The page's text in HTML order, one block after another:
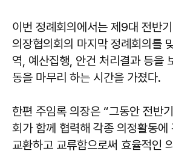
이번 정례회의에서는 제9대 전반
의장협의회의 마지막 정례회의를
역, 예산집행, 안건 처리결과 등을
동을 마무리 하는 시간을 가졌다.
한편 주임록 의장은 “그동안 전반
회가 함께 협력해 각종 의정활동에
교환하고 교류함으로써 효율적인